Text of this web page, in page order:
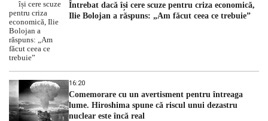
Întrebat dacă își cere scuze pentru criza economică,
Ilie Bolojan a răspuns: „Am făcut ceea ce trebuie”
16:20
Comemorare cu un avertisment pentru întreaga
lume. Hiroshima spune că riscul unui dezastru
nuclear este încă real